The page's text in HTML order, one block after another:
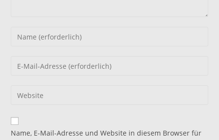
Gib
oder
zum
ein
Gib
Mail-
zum
Kommentieren
Gib
Website-
URL
Name, E-Mail-Adresse und Website in diesem Browser für